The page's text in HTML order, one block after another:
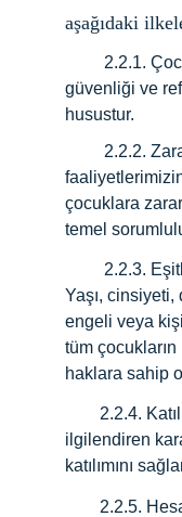
aşağıdaki
güvenliği ve
husustur.
         2.2.2.
çocuklara
temel
         2.2.3.
Yaşı,
engeli veya
tüm
haklara sahip
ilgilendiren
katılımını
        2.2.5.